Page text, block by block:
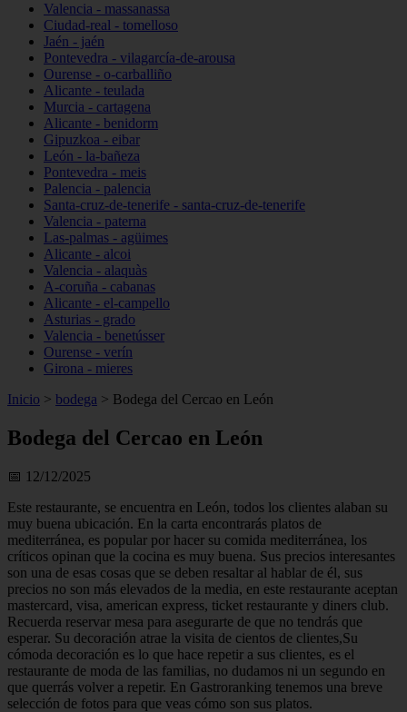
Valencia - massanassa
Ciudad-real - tomelloso
Jaén - jaén
Pontevedra - vilagarcía-de-arousa
Ourense - o-carballiño
Alicante - teulada
Murcia - cartagena
Alicante - benidorm
Gipuzkoa - eibar
León - la-bañeza
Pontevedra - meis
Palencia - palencia
Santa-cruz-de-tenerife - santa-cruz-de-tenerife
Valencia - paterna
Las-palmas - agüimes
Alicante - alcoi
Valencia - alaquàs
A-coruña - cabanas
Alicante - el-campello
Asturias - grado
Valencia - benetússer
Ourense - verín
Girona - mieres
Inicio > bodega > Bodega del Cercao en León
Bodega del Cercao en León
📅 12/12/2025
Este restaurante, se encuentra en León, todos los clientes alaban su
muy buena ubicación. En la carta encontrarás platos de
mediterránea, es popular por hacer su comida mediterránea, los
críticos opinan que la cocina es muy buena. Sus precios interesantes
son una de esas cosas que se deben resaltar al hablar de él, sus
precios no son más elevados de la media, en este restaurante aceptan
mastercard, visa, american express, ticket restaurante y diners club.
Recuerda reservar mesa para asegurarte de que no tendrás que
esperar. Su decoración atrae la visita de cientos de clientes,Su
cómoda decoración es lo que hace repetir a sus clientes, es el
restaurante de moda de las familias, no dudamos ni un segundo en
que querrás volver a repetir. En Gastroranking tenemos una breve
selección de fotos para que veas cómo son sus platos.